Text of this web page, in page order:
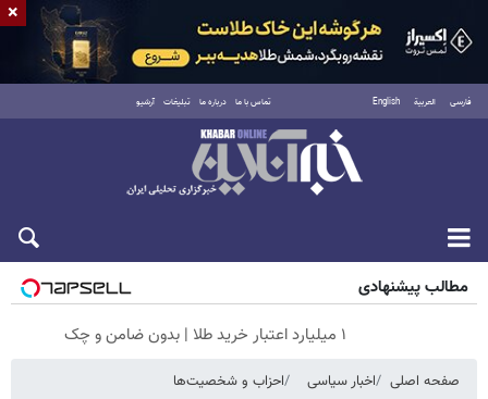
فارسی العربية English تماس با ما درباره ما تبلیغات آرشیو
پنجشنبه ۱۵ مرداد ۱۴۰۵
مطالب پیشنهادی
۱ میلیارد اعتبار خرید طلا | بدون ضامن و چک
صفحه اصلی اخبار سیاسی احزاب و شخصیت‌ها
×